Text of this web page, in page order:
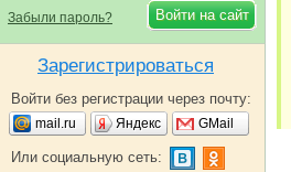
Забыли пароль?
Зарегистрироваться
Войти без регистрации через почту:
mail.ru Яндекс GMail
Или социальную сеть: